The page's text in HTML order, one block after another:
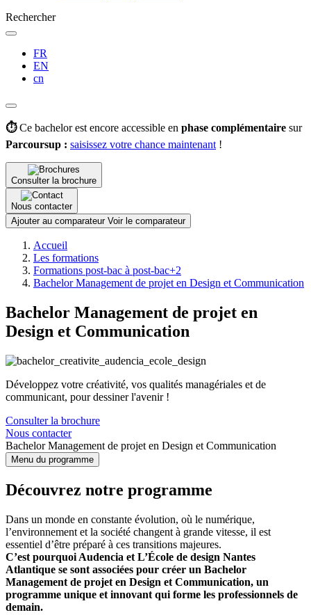
Rechercher
FR
EN
cn
⏱️Ce bachelor est encore accessible en phase complémentaire sur
Parcoursup : saisissez votre chance maintenant !
Consulter la brochure
Nous contacter
Ajouter au comparateur Voir le comparateur
d'Ariane
Accueil
Les formations
Formations post-bac à post-bac+2
Bachelor Management de projet en Design et Communication
Bachelor Management de projet en
Design et Communication
Développez votre créativité, vos qualités managériales et de
communicant, pour dessiner l'avenir !
Consulter la brochure
Nous contacter
Bachelor Management de projet en Design et Communication
Menu du programme
Découvrez notre programme
Dans un monde en constante évolution, où le numérique,
l’environnement et la société changent à grande vitesse, il est
essentiel d’être préparé à ces transitions majeures.
C’est pourquoi Audencia et L’École de design Nantes
Atlantique se sont associées pour créer un Bachelor
Management de projet en Design et Communication, un
programme unique et innovant qui forme les professionnels de
demain.